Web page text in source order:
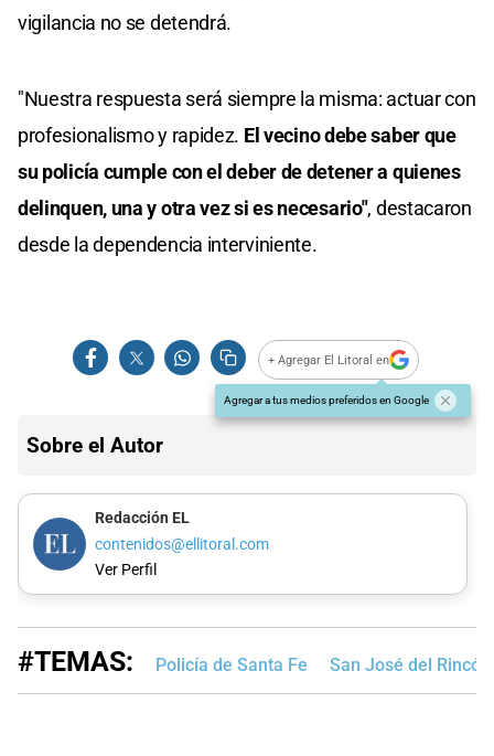
vigilancia no se detendrá.
"Nuestra respuesta será siempre la misma: actuar con
profesionalismo y rapidez. El vecino debe saber que
su policía cumple con el deber de detener a quienes
delinquen, una y otra vez si es necesario", destacaron
desde la dependencia interviniente.
+ Agregar El Litoral en
Agregar a tus medios preferidos en Google
Sobre el Autor
Redacción EL
contenidos@ellitoral.com
Ver Perfil
#TEMAS: Policía de Santa Fe San José del Rincón